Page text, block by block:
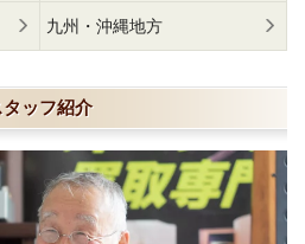
九州・沖縄地方
タッフ紹介